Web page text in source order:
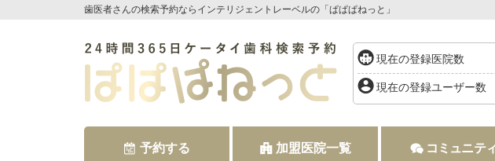
歯医者さんの検索予約ならインテリジェントレーベルの「ぱぱぱねっと」
現在の登録医院数
現在の登録ユーザー数
予約する 加盟医院一覧 コミュニテ